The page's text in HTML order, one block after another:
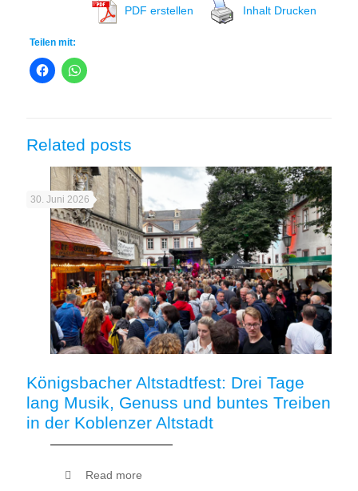
PDF erstellen Inhalt Drucken
Teilen mit:
Related posts
30. Juni 2026
Königsbacher Altstadtfest: Drei Tage
lang Musik, Genuss und buntes Treiben
in der Koblenzer Altstadt
Read more